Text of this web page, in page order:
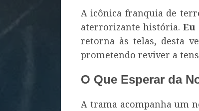
A icônica franquia de
aterrorizante história.Eu
retorna às telas, desta
prometendo reviver a
O Que Esperar da
A trama acompanha um